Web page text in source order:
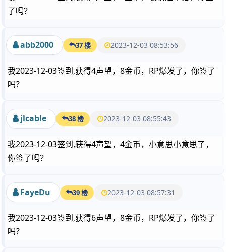
了吗？
abb2000 37 楼 2023-12-03 08:53:56
我2023-12-03签到,获得4声望，8金币，RP爆发了，你签了
吗？
jlcable 38 楼 2023-12-03 08:55:43
我2023-12-03签到,获得4声望，4金币，小意思小意思了，
你签了吗？
FayeDu 39 楼 2023-12-03 08:57:31
我2023-12-03签到,获得6声望，8金币，RP爆发了，你签了
吗？